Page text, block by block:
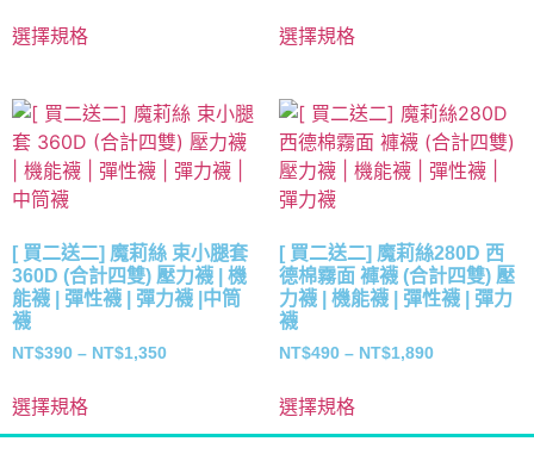
選擇規格 選擇規格
[ 買二送二] 魔莉絲 束小腿套
360D (合計四雙) 壓力襪 | 機
能襪 | 彈性襪 | 彈力襪 |中筒
襪
NT$390 – NT$1,350
選擇規格
[ 買二送二] 魔莉絲280D 西
德棉霧面 褲襪 (合計四雙) 壓
力襪 | 機能襪 | 彈性襪 | 彈力
襪
NT$490 – NT$1,890
選擇規格